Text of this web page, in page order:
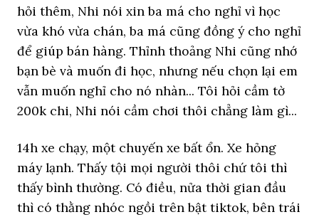
hỏi thêm, Nhi nói xin ba má cho nghỉ vì học
vừa khó vừa chán, ba má cũng đồng ý cho nghỉ
để giúp bán hàng. Thỉnh thoảng Nhi cũng nhớ
bạn bè và muốn đi học, nhưng nếu chọn lại em
vẫn muốn nghỉ cho nó nhàn... Tôi hỏi cầm tờ
200k chi, Nhi nói cầm chơi thôi chẳng làm gì...
14h xe chạy, một chuyến xe bất ổn. Xe hỏng
máy lạnh. Thấy tội mọi người thôi chứ tôi thì
thấy bình thường. Có điều, nửa thời gian đầu
thì có thằng nhóc ngồi trên bật tiktok, bên trái